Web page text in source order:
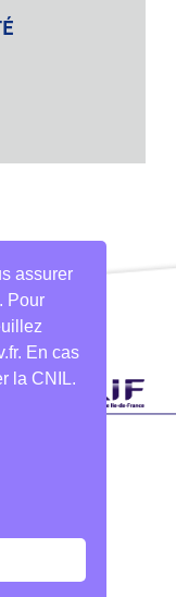
assurer
Pour
En cas
la CNIL.